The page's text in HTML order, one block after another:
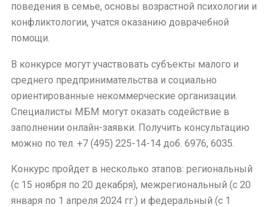
поведения в семье, основы возрастной психологии и
конфликтологии, учатся оказанию доврачебной
помощи.
В конкурсе могут участвовать субъекты малого и
среднего предпринимательства и социально
ориентированные некоммерческие организации.
Специалисты МБМ могут оказать содействие в
заполнении онлайн-заявки. Получить консультацию
можно по тел. +7 (495) 225-14-14 доб. 6976, 6035.
Конкурс пройдет в несколько этапов: региональный
(с 15 ноября по 20 декабря), межрегиональный (с 20
января по 1 апреля 2024 гг.) и федеральный (с 1